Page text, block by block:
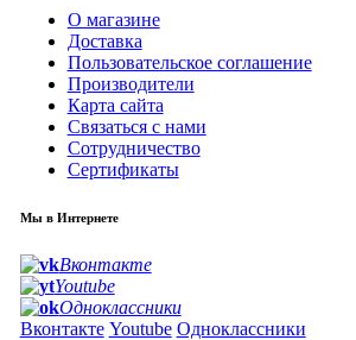
О магазине
Доставка
Пользовательское соглашение
Производители
Карта сайта
Связаться с нами
Сотрудничество
Сертификаты
Мы в Интернете
Вконтакте
Youtube
Одноклассники
Вконтакте Youtube Одноклассники